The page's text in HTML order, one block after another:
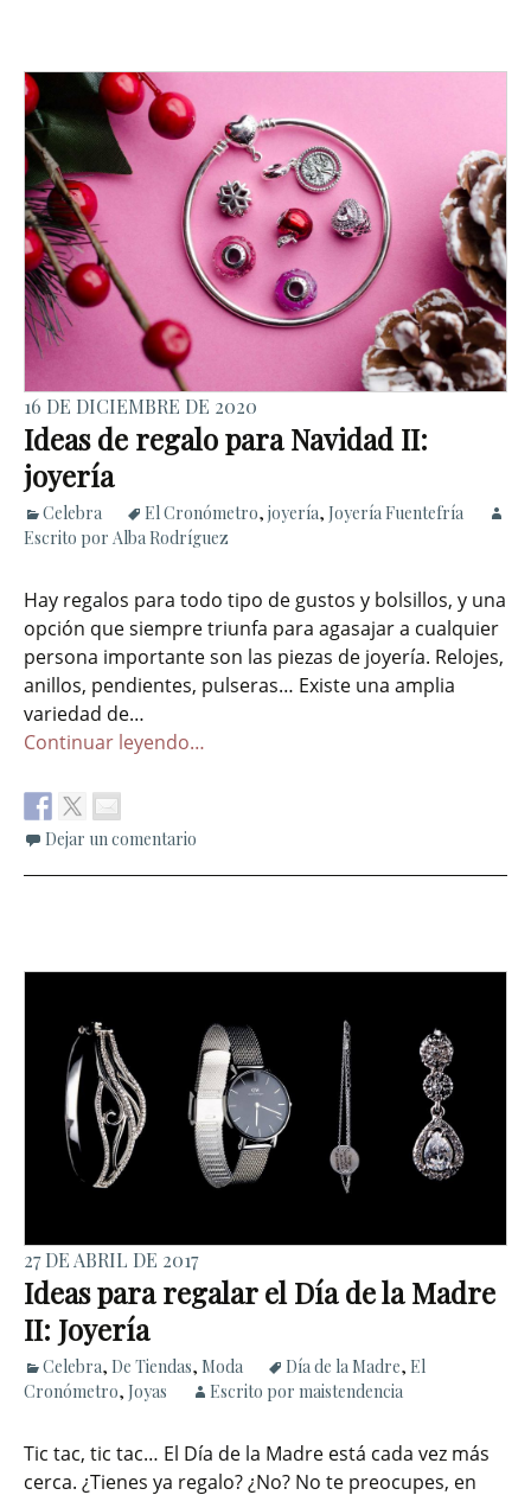
16 DE DICIEMBRE DE 2020
Ideas de regalo para Navidad II:
joyería
Celebra El Cronómetro, joyería, Joyería Fuentefría
Escrito por Alba Rodríguez
Hay regalos para todo tipo de gustos y bolsillos, y una
opción que siempre triunfa para agasajar a cualquier
persona importante son las piezas de joyería. Relojes,
anillos, pendientes, pulseras… Existe una amplia
variedad de…
Continuar leyendo…
Dejar un comentario
27 DE ABRIL DE 2017
Ideas para regalar el Día de la Madre
II: Joyería
Celebra, De Tiendas, Moda Día de la Madre, El
Cronómetro, Joyas Escrito por maistendencia
Tic tac, tic tac… El Día de la Madre está cada vez más
cerca. ¿Tienes ya regalo? ¿No? No te preocupes, en